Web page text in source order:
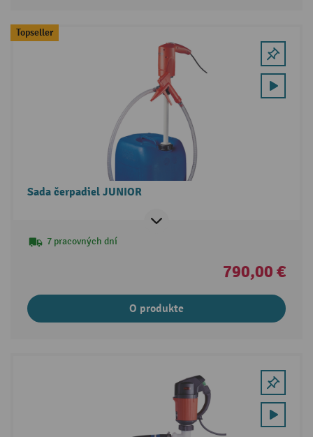
Topseller
Sada čerpadiel JUNIOR
7 pracovných dní
790,00 €
O produkte